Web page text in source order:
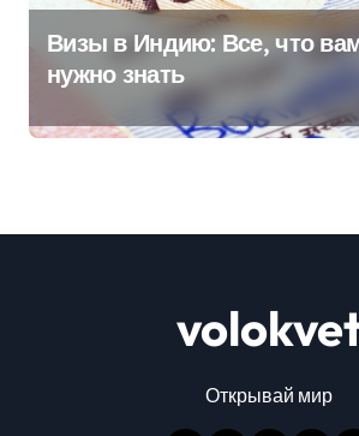
Визы в Индию: Все, что
нужно знать
Открывай мир